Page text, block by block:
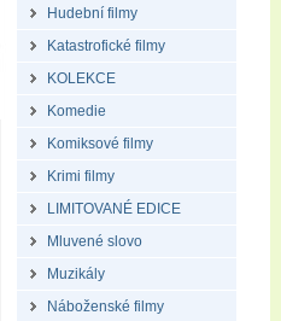
Hudební filmy
Katastrofické filmy
KOLEKCE
Komedie
Komiksové filmy
Krimi filmy
LIMITOVANÉ EDICE
Mluvené slovo
Muzikály
Náboženské filmy